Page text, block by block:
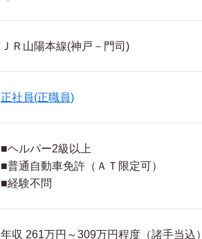
ＪＲ山陽本線(神戸－門司)
正社員(正職員)
■ヘルパー2級以上
■普通自動車免許（ＡＴ限定可）
■経験不問
年収 261万円～309万円程度（諸手当込）